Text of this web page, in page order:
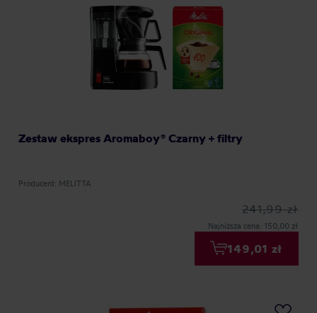
Zestaw ekspres Aromaboy® Czarny + filtry
Producent: MELITTA
241,99 zł
Najniższa cena: 150,00 zł
149,01 zł